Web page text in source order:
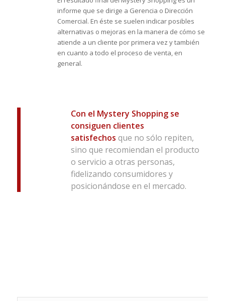
informe que se dirige a Gerencia o Dirección
Comercial. En éste se suelen indicar posibles
alternativas o mejoras en la manera de cómo se
atiende a un cliente por primera vez y también
en cuanto a todo el proceso de venta, en
general.
Con el Mystery Shopping se
consiguen clientes
satisfechos que no sólo repiten,
sino que recomiendan el producto
o servicio a otras personas,
fidelizando consumidores y
posicionándose en el mercado.